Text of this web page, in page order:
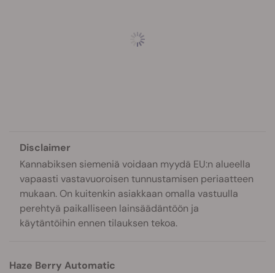
Disclaimer
Kannabiksen siemeniä voidaan myydä EU:n alueella
vapaasti vastavuoroisen tunnustamisen periaatteen
mukaan. On kuitenkin asiakkaan omalla vastuulla
perehtyä paikalliseen lainsäädäntöön ja
käytäntöihin ennen tilauksen tekoa.
Haze Berry Automatic